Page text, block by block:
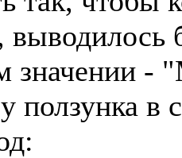
значении -
ползунка